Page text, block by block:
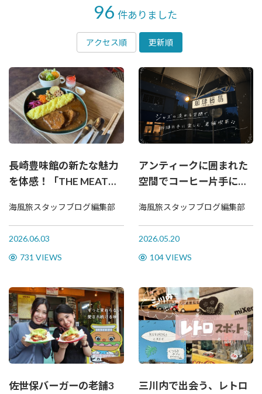
96 件ありました
アクセス順 更新順
長崎豊味館の新たな魅力
を体感！「THE MEAT
ープン
海風旅スタッフブログ編集部
2026.06.03
731 VIEWS
アンティークに囲まれた
空間でコーヒー片手にジ
愛される老舗喫茶へ
海風旅スタッフブログ編集部
2026.05.20
104 VIEWS
佐世保バーガーの老舗3
三川内で出会う、レトロ